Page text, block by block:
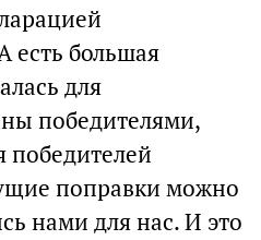
есть большая
для
победителями,
победителей
поправки можно
нами для нас. И это